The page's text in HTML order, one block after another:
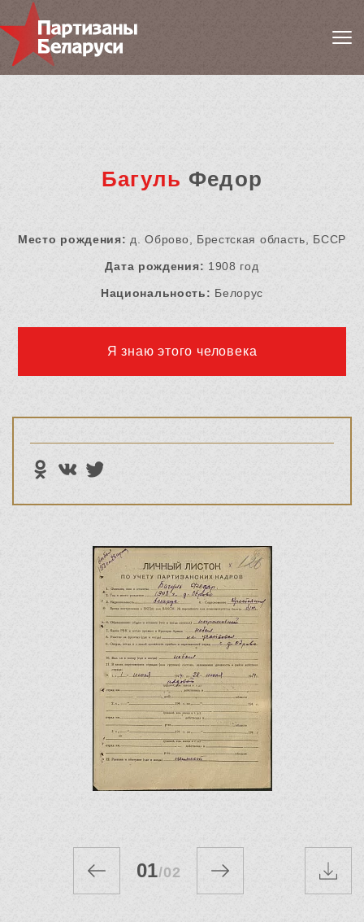
Багуль Федор
Место рождения: д. Оброво, Брестская область, БССР
Дата рождения: 1908 год
Национальность: Белорус
Я знаю этого человека
01/02